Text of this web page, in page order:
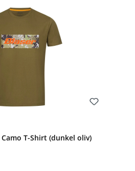
T-Shirt (dunkel oliv)